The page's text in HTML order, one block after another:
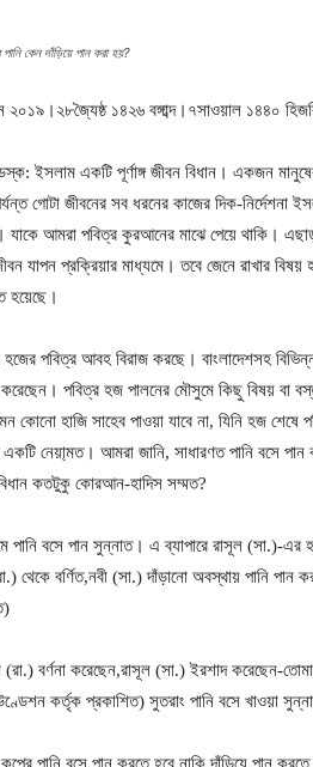
কেন দাঁড়িয়ে পান করা হয়?
১৪২৬ বঙ্গাব্দ।৭সাওয়াল ১৪৪০
ইসলাম একটি পূর্ণাঙ্গ জীবন বিধান। একজন
গোটা জীবনের সব ধরনের কাজের দিক-নির্দেশনা
যাকে আমরা পবিত্র কুরআনের মাঝে পেয়ে থাকি।
যাপন প্রক্রিয়ার মাধ্যমে। তবে জেনে রাখার
হয়েছে।
পবিত্র আবহ বিরাজ করছে। বাংলাদেশসহ
পবিত্র হজ পালনের মৌসুমে কিছু বিষয় বা
কোনো হাজি সাহেব পাওয়া যাবে না, যিনি হজ
নেয়া্মত। আমরা জানি, সাধারণত পানি বসে পান
কতটুকু কোরআন-হাদিস সম্মত?
পানি বসে পান সুন্নাত। এ ব্যাপারে রাসূল (সা.)-
বর্ণিত,নবী (সা.) দাঁড়ানো অবস্থায় পানি পান
বর্ণনা করেছেন,রাসূল (সা.) ইরশাদ করেছেন-
কর্তৃক প্রকাশিত) সুতরাং পানি বসে খাওয়া
পানি বসে পান করতে হবে নাকি দাঁড়িয়ে পান করতে